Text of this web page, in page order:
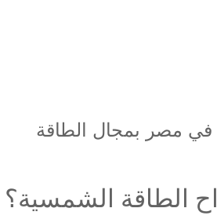
في مصر بمجال الطاقة
الطاقة الشمسية؟